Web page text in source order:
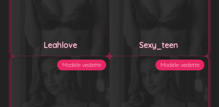
Leahlove Sexy_teen
Modèle vedette Modèle vedette